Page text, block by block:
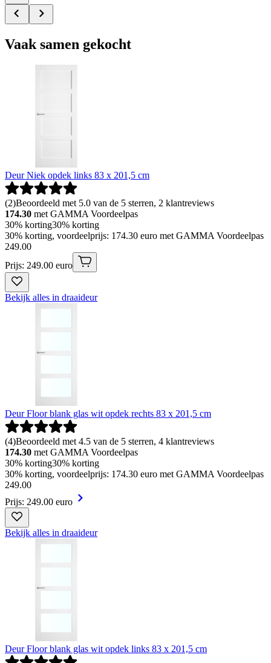
Vaak samen gekocht
Deur Niek opdek links 83 x 201,5 cm
(2)Beoordeeld met 5.0 van de 5 sterren, 2 klantreviews
174.30 met GAMMA Voordeelpas
30% korting30% korting
30% korting, voordeelprijs: 174.30 euro met GAMMA Voordeelpas
249.00
Prijs: 249.00 euro
Bekijk alles in draaideur
Deur Floor blank glas wit opdek rechts 83 x 201,5 cm
(4)Beoordeeld met 4.5 van de 5 sterren, 4 klantreviews
174.30 met GAMMA Voordeelpas
30% korting30% korting
30% korting, voordeelprijs: 174.30 euro met GAMMA Voordeelpas
249.00
Prijs: 249.00 euro
Bekijk alles in draaideur
Deur Floor blank glas wit opdek links 83 x 201,5 cm